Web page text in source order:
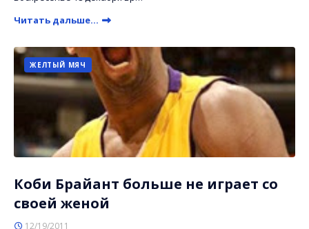
Читать дальше...
ЖЕЛТЫЙ МЯЧ
Коби Брайант больше не играет со
своей женой
12/19/2011